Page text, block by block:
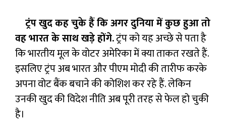
ट्रंप खुद कह चुके हैं कि अगर दुनिया में कुछ हुआ तो
वह भारत के साथ खड़े होंगे.ट्रंप को यह अच्छे से पता है
कि भारतीय मूल के वोटर अमेरिका में क्या ताकत रखते हैं.
इसलिए ट्रंप अब भारत और पीएम मोदी की तारीफ करके
अपना वोट बैंक बचाने की कोशिश कर रहे हैं. लेकिन
उनकी खुद की विदेश नीति अब पूरी तरह से फेल हो चुकी
है।